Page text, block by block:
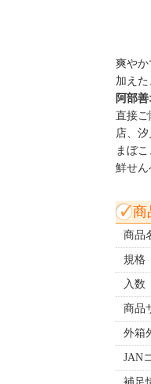
爽やか
加え
阿部
直接ご
店、
まぼ
鮮せん
商
商品
規格
入数
商品
外箱
JAN